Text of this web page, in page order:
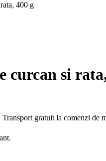
400 g
curcan si
gratuit la comenzi de